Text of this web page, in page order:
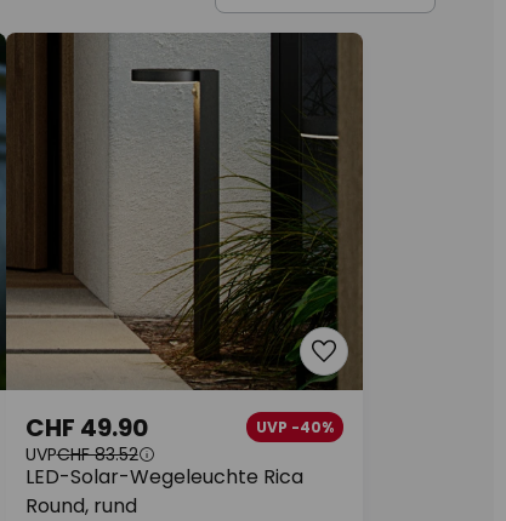
LED-Solar-Wegeleuchte Rica
Round, rund
CHF 49.90 UVP -40%
UVPCHF 83.52